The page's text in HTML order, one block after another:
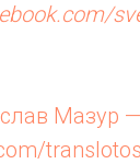
Мазур —
translotos